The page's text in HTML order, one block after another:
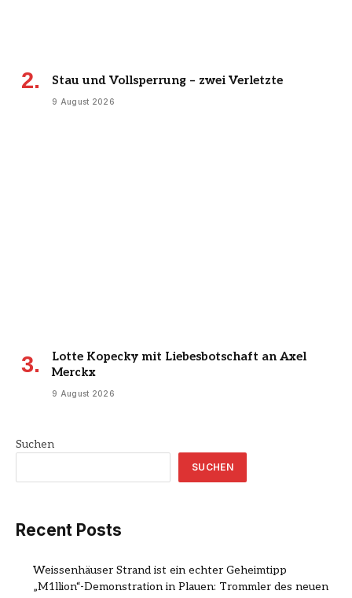
Stau und Vollsperrung – zwei Verletzte
9 August 2026
Lotte Kopecky mit Liebesbotschaft an Axel
Merckx
9 August 2026
Suchen
SUCHEN
Recent Posts
Weissenhäuser Strand ist ein echter Geheimtipp
„M1llion“-Demonstration in Plauen: Trommler des neuen